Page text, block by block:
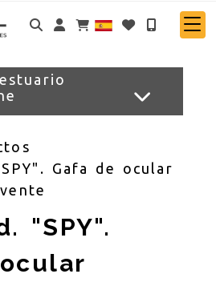
Identifícate
Gafa de ocular
"SPY".